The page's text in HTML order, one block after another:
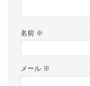
名前 ※
メール ※